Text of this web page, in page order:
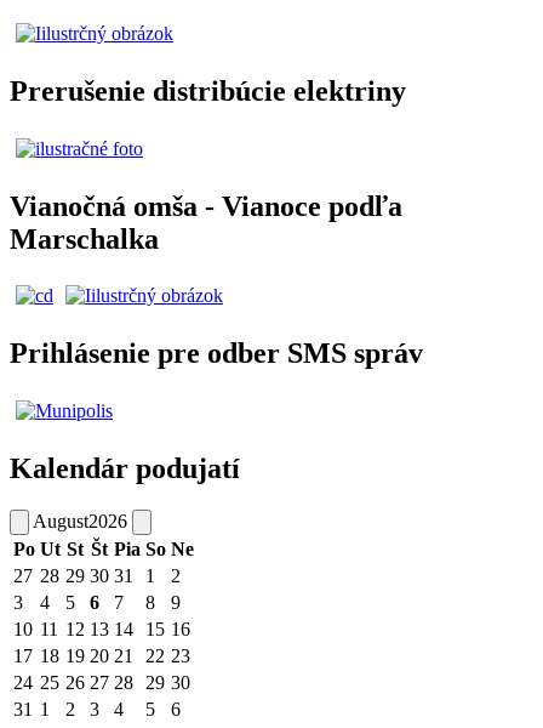
Prerušenie distribúcie elektriny
Vianočná omša - Vianoce podľa
Marschalka
Prihlásenie pre odber SMS správ
Kalendár podujatí
August2026
Po Ut St Št Pia So Ne
27 28 29 30 31 1
2
3
4 5 6 7 8
9
10 11 12 13 14 15 16
17 18 19 20 21 22 23
24 25 26 27 28 29 30
31 1 2 3 4 5 6